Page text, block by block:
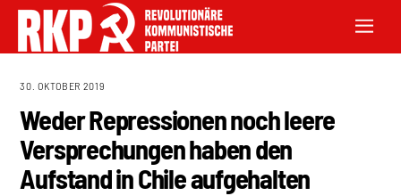
30. OKTOBER 2019
Weder Repressionen noch leere
Versprechungen haben den
Aufstand in Chile aufgehalten